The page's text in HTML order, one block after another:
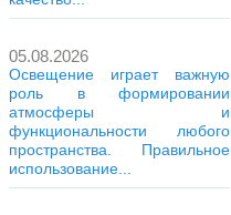
05.08.2026
Освещение играет важную
роль в формировании
атмосферы и
функциональности любого
пространства. Правильное
использование...